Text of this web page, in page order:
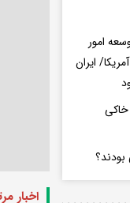
اخبار
توسعه امور
ایران
خاکی